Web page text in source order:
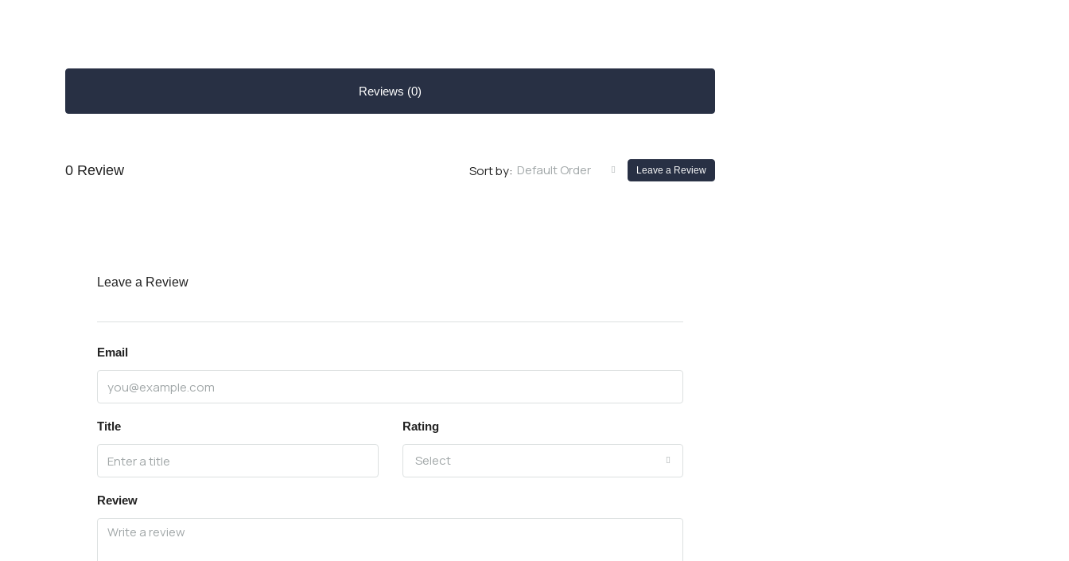
Reviews (0)
0 Review Sort by: Default Order Leave a Review
Leave a Review
Email
Title Rating
Select
Review